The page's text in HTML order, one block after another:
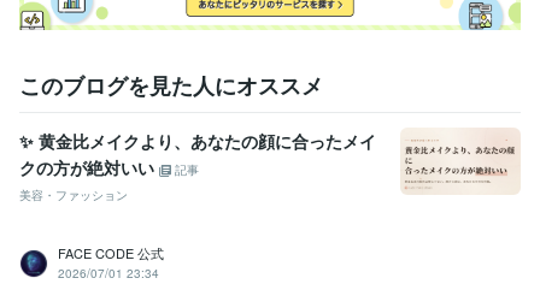
このブログを見た人にオススメ
✨ 黄金比メイクより、あなたの顔に合ったメイ
クの方が絶対いい
記事
美容・ファッション
FACE CODE 公式
2026/07/01 23:34